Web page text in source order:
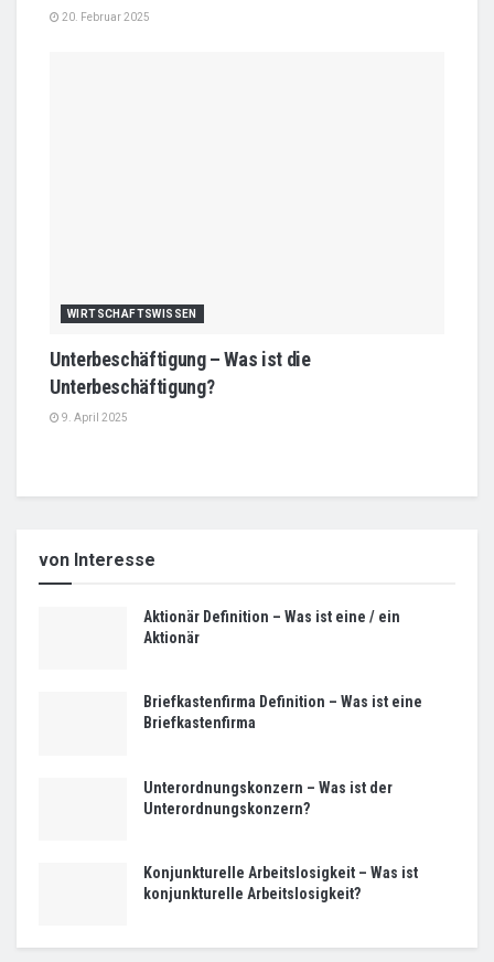
20. Februar 2025
WIRTSCHAFTSWISSEN
Unterbeschäftigung – Was ist die
Unterbeschäftigung?
9. April 2025
von Interesse
Aktionär Definition – Was ist eine / ein
Aktionär
Briefkastenfirma Definition – Was ist eine
Briefkastenfirma
Unterordnungskonzern – Was ist der
Unterordnungskonzern?
Konjunkturelle Arbeitslosigkeit – Was ist
konjunkturelle Arbeitslosigkeit?